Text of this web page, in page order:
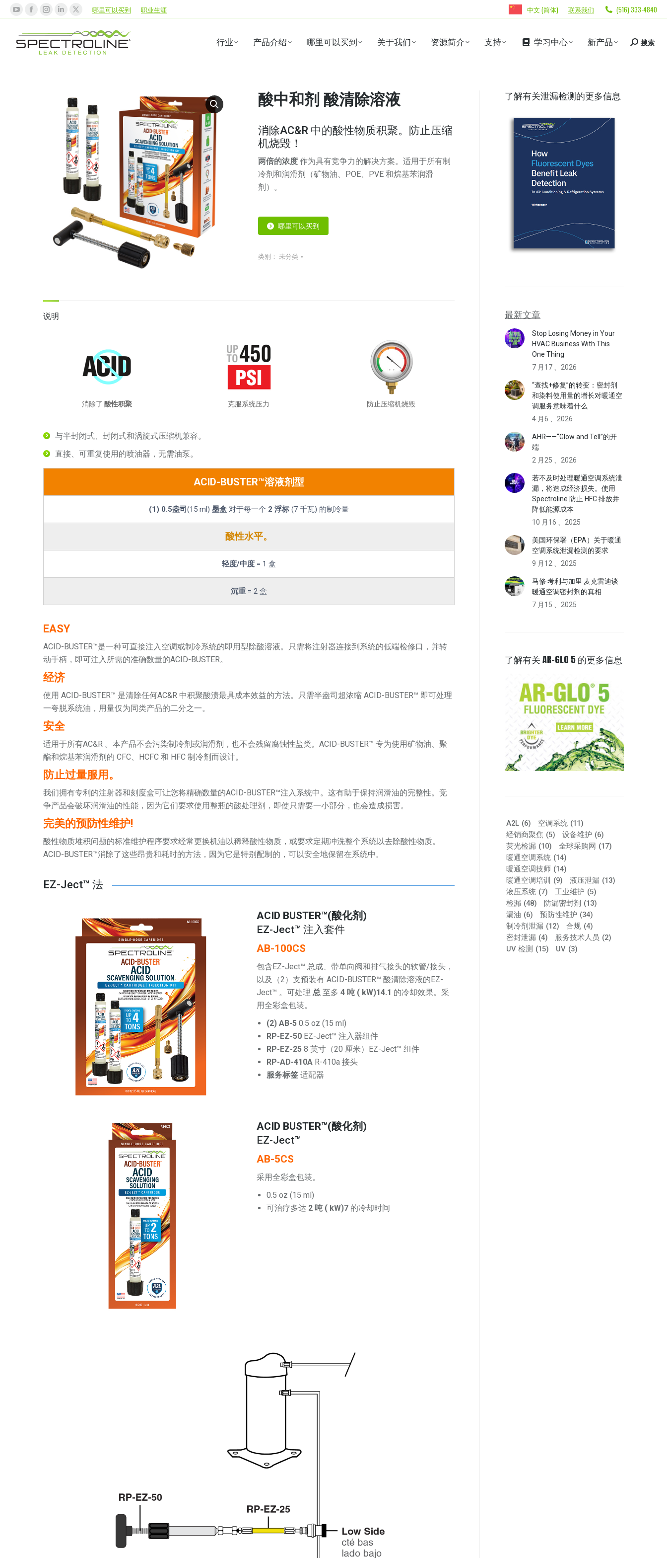
哪里可以买到 职业生涯 中文 (简体) 联系我们 (516) 333-4840
行业 产品介绍 哪里可以买到 关于我们 资源简介 支持 学习中心 新产品 搜索
酸中和剂 酸清除溶液
消除AC&R 中的酸性物质积聚。防止压缩
机烧毁！
两倍的浓度 作为具有竞争力的解决方案。适用于所有制
冷剂和润滑剂（矿物油、POE、PVE 和烷基苯润滑
剂）。
哪里可以买到
类别： 未分类
说明
消除了 酸性积聚 克服系统压力 防止压缩机烧毁
与半封闭式、封闭式和涡旋式压缩机兼容。
直接、可重复使用的喷油器，无需油泵。
ACID-BUSTER™溶液剂型
(1) 0.5盎司(15 ml) 墨盒 对于每一个 2 浮标 (7 千瓦) 的制冷量
酸性水平。
轻度/中度 = 1 盒
沉重 = 2 盒
EASY
ACID-BUSTER™是一种可直接注入空调或制冷系统的即用型除酸溶液。只需将注射器连接到系统的低端检修口，并转
动手柄，即可注入所需的准确数量的ACID-BUSTER。
经济
使用 ACID-BUSTER™ 是清除任何AC&R 中积聚酸渍最具成本效益的方法。只需半盎司超浓缩 ACID-BUSTER™ 即可处理
一夸脱系统油，用量仅为同类产品的二分之一。
安全
适用于所有AC&R 。本产品不会污染制冷剂或润滑剂，也不会残留腐蚀性盐类。ACID-BUSTER™ 专为使用矿物油、聚
酯和烷基苯润滑剂的 CFC、HCFC 和 HFC 制冷剂而设计。
防止过量服用。
我们拥有专利的注射器和刻度盒可让您将精确数量的ACID-BUSTER™注入系统中。这有助于保持润滑油的完整性。竞
争产品会破坏润滑油的性能，因为它们要求使用整瓶的酸处理剂，即使只需要一小部分，也会造成损害。
完美的预防性维护!
酸性物质堆积问题的标准维护程序要求经常更换机油以稀释酸性物质，或要求定期冲洗整个系统以去除酸性物质。
ACID-BUSTER™消除了这些昂贵和耗时的方法，因为它是特别配制的，可以安全地保留在系统中。
EZ-Ject™ 法
ACID BUSTER™(酸化剂)
EZ-Ject™ 注入套件
AB-100CS
包含EZ-Ject™ 总成、带单向阀和排气接头的软管/接头，
以及（2）支预装有 ACID-BUSTER™ 酸清除溶液的EZ-
Ject™ 。可处理 总至多 4 吨 ( kW)14.1 的冷却效果。采
用全彩盒包装。
(2) AB-50.5 oz (15 ml)
RP-EZ-50 EZ-Ject™ 注入器组件
RP-EZ-258 英寸（20 厘米）EZ-Ject™ 组件
RP-AD-410AR-410a 接头
服务标签适配器
ACID BUSTER™(酸化剂)
EZ-Ject™
AB-5CS
采用全彩盒包装。
0.5 oz (15 ml)
可治疗多达 2 吨 ( kW)7的冷却时间
了解有关泄漏检测的更多信息
最新文章
Stop Losing Money in Your
HVAC Business With This
One Thing
7 月17 、2026
“查找+修复”的转变：密封剂
和染料使用量的增长对暖通空
调服务意味着什么
4 月6 、2026
AHR——“Glow and Tell”的开
端
2 月25 、2026
若不及时处理暖通空调系统泄
漏，将造成经济损失。使用
Spectroline 防止 HFC 排放并
降低能源成本
10 月16 、2025
美国环保署（EPA）关于暖通
空调系统泄漏检测的要求
9 月12 、2025
马修·考利与加里·麦克雷迪谈
暖通空调密封剂的真相
7 月15 、2025
了解有关 AR-GLO 5 的更多信息
A2L (6) 空调系统 (11)
经销商聚焦 (5) 设备维护 (6)
荧光检漏 (10) 全球采购网 (17)
暖通空调系统 (14)
暖通空调技师 (14)
暖通空调培训 (9) 液压泄漏 (13)
液压系统 (7) 工业维护 (5)
检漏 (48) 防漏密封剂 (13)
漏油 (6) 预防性维护 (34)
制冷剂泄漏 (12) 合规 (4)
密封泄漏 (4) 服务技术人员 (2)
UV 检测 (15) UV (3)